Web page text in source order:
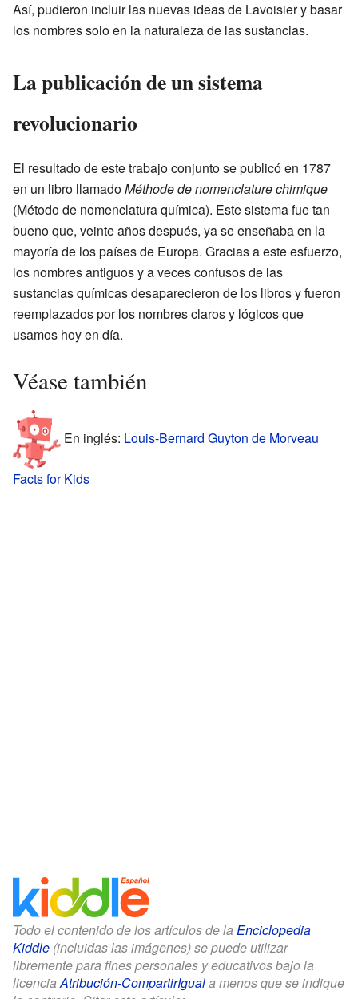
Así, pudieron incluir las nuevas ideas de Lavoisier y basar
los nombres solo en la naturaleza de las sustancias.
La publicación de un sistema
revolucionario
El resultado de este trabajo conjunto se publicó en 1787
en un libro llamadoMéthode de nomenclature chimique
(Método de nomenclatura química). Este sistema fue tan
bueno que, veinte años después, ya se enseñaba en la
mayoría de los países de Europa. Gracias a este esfuerzo,
los nombres antiguos y a veces confusos de las
sustancias químicas desaparecieron de los libros y fueron
reemplazados por los nombres claros y lógicos que
usamos hoy en día.
Véase también
En inglés: Louis-Bernard Guyton de Morveau
Facts for Kids
Todo el contenido de los artículos de la Enciclopedia
Kiddle (incluidas las imágenes) se puede utilizar
libremente para fines personales y educativos bajo la
licenciaAtribución-CompartirIguala menos que se indique